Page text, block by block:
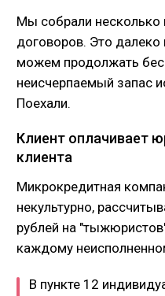
Мы собрали несколько
договоров. Это далеко
можем продолжать
неисчерпаемый запас
Поехали.
Клиент оплачивает
клиента
Микрокредитная
некультурно,
рублей на
каждому
В пункте 12